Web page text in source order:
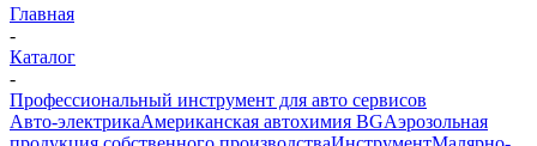
Главная
-
Каталог
-
Профессиональный инструмент для авто сервисов
Авто-электрикаАмериканская автохимия BGАэрозольная